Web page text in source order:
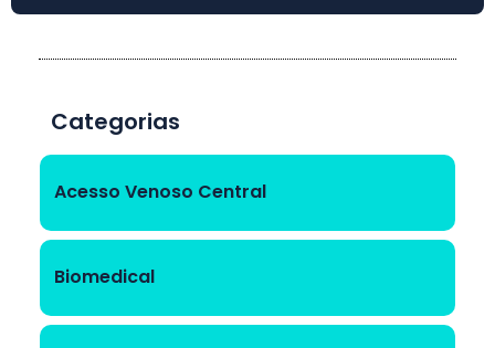
Categorias
Acesso Venoso Central
Biomedical